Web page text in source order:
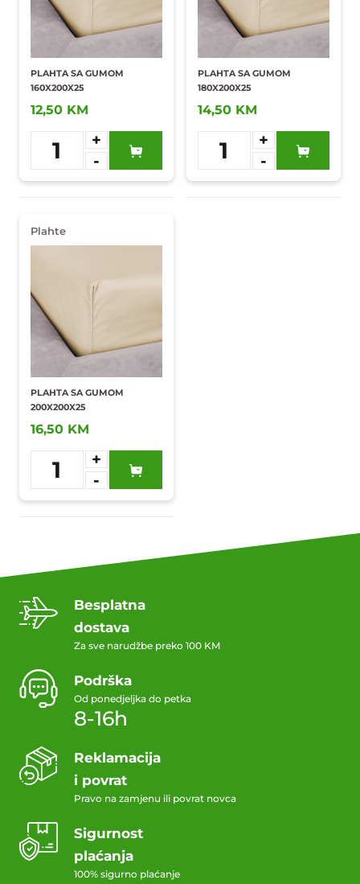
PLAHTA SA GUMOM
160X200X25
12,50 KM
1
+
-
Dodaj u
omiljene
PLAHTA SA GUMOM
180X200X25
14,50 KM
1
+
-
Dodaj u
omiljene
Plahte
PLAHTA SA GUMOM
200X200X25
16,50 KM
1
+
-
Dodaj u
omiljene
Besplatna
dostava
Za sve narudžbe preko 100 KM
Podrška
Od ponedjeljka do petka
8-16h
Reklamacija
i povrat
Pravo na zamjenu ili povrat novca
Sigurnost
plaćanja
100% sigurno plaćanje